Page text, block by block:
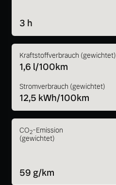
3 h
Kraftstoffverbrauch (gewichtet)
1,6 l/100km
Stromverbrauch (gewichtet)
12,5 kWh/100km
CO2-Emission
(gewichtet)
59 g/km